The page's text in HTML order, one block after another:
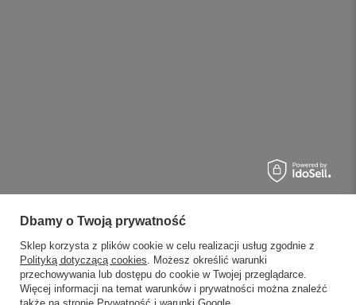
Dbamy o Twoją prywatność
Sklep korzysta z plików cookie w celu realizacji usług zgodnie z
Polityką dotyczącą cookies. Możesz określić warunki
przechowywania lub dostępu do cookie w Twojej przeglądarce.
Więcej informacji na temat warunków i prywatności można znaleźć